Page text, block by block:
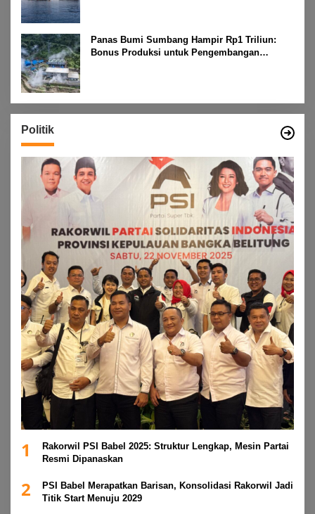
Panas Bumi Sumbang Hampir Rp1 Triliun:
Bonus Produksi untuk Pengembangan
Politik
1
Rakorwil PSI Babel 2025: Struktur Lengkap, Mesin Partai
Resmi Dipanaskan
2
PSI Babel Merapatkan Barisan, Konsolidasi Rakorwil Jadi
Titik Start Menuju 2029